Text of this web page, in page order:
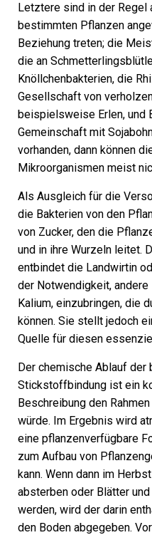
Letztere sind in der Regel
bestimmten Pflanzen
Beziehung treten; die
die an
Knöllchenbakterien, die
Gesellschaft von
beispielsweise Erlen, und
Gemeinschaft mit
vorhanden, dann können
Mikroorganismen meist
Als Ausgleich für die
die Bakterien von den
von Zucker, den die
und in ihre Wurzeln leitet.
entbindet die Landwirtin
der Notwendigkeit,
Kalium, einzubringen, die
können. Sie stellt jedoch
Quelle für diesen
Der chemische Ablauf der
Stickstoffbindung ist ein
Beschreibung den
würde. Im Ergebnis wird
eine pflanzenverfügbare
zum Aufbau von
kann. Wenn dann im
absterben oder Blätter
werden, wird der darin
den Boden abgegeben.